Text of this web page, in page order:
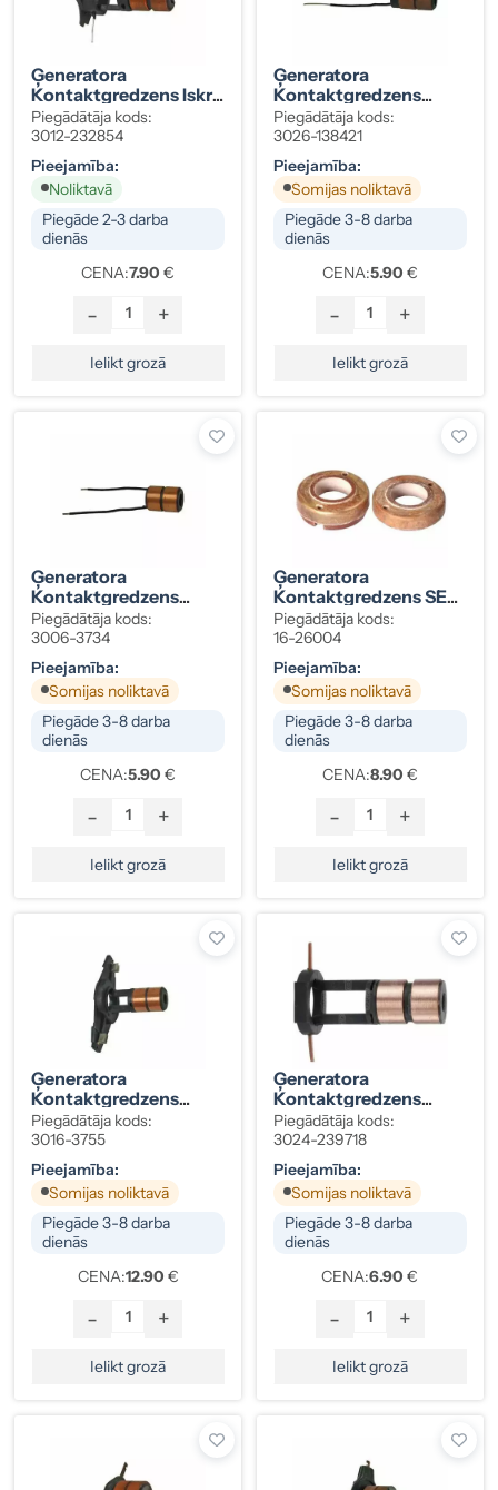
Ģeneratora
Kontaktgredzens Iskra
16.360.628
Piegādātāja kods:
3012-232854
Pieejamība:
Noliktavā
Piegāde 2-3 darba
dienās
CENA:7.90 €
- +
Ielikt grozā
Ģeneratora
Kontaktgredzens
Valeo A11VI/A13VI
Piegādātāja kods:
3026-138421
Pieejamība:
Somijas noliktavā
Piegāde 3-8 darba
dienās
CENA:5.90 €
- +
Ielikt grozā
Ģeneratora
Kontaktgredzens
Delco 136682 7,1×15
Piegādātāja kods:
3006-3734
Pieejamība:
Somijas noliktavā
Piegāde 3-8 darba
dienās
CENA:5.90 €
- +
Ielikt grozā
Ģeneratora
Kontaktgredzens SEV
71951903 19,5
Piegādātāja kods:
16-26004
Pieejamība:
Somijas noliktavā
Piegāde 3-8 darba
dienās
CENA:8.90 €
- +
Ielikt grozā
Ģeneratora
Kontaktgredzens
Marelli 138441 7×16 Mm
Piegādātāja kods:
3016-3755
Pieejamība:
Somijas noliktavā
Piegāde 3-8 darba
dienās
CENA:12.90 €
- +
Ielikt grozā
Ģeneratora
Kontaktgredzens
Denso 14,6×5,95×1,81
Piegādātāja kods:
3024-239718
Pieejamība:
Somijas noliktavā
Piegāde 3-8 darba
dienās
CENA:6.90 €
- +
Ielikt grozā